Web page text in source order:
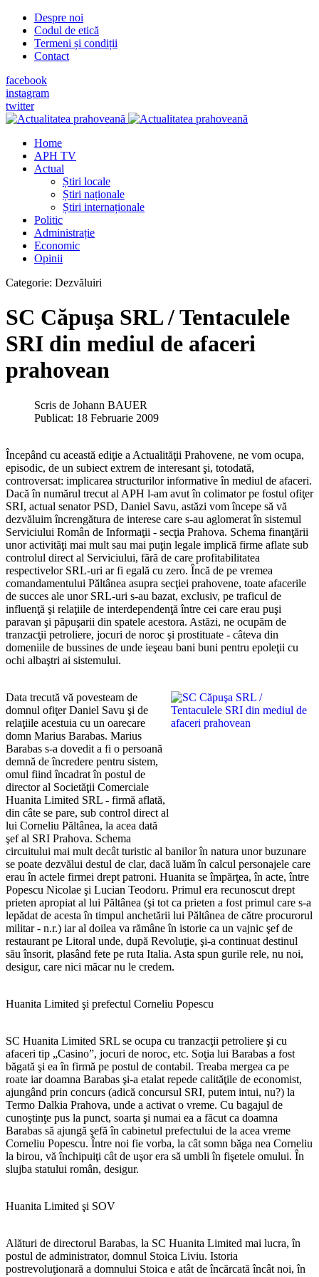
Despre noi
Codul de etică
Termeni și condiții
Contact
facebook
instagram
twitter
Home
APH TV
Actual
Știri locale
Știri naționale
Știri internaționale
Politic
Administrație
Economic
Opinii
Categorie: Dezvăluiri
SC Căpuşa SRL / Tentaculele
SRI din mediul de afaceri
prahovean
Scris de Johann BAUER
Publicat: 18 Februarie 2009
Începând cu această ediţie a Actualităţii Prahovene, ne vom ocupa,
episodic, de un subiect extrem de interesant şi, totodată,
controversat: implicarea structurilor informative în mediul de afaceri.
Dacă în numărul trecut al APH l-am avut în colimator pe fostul ofiţer
SRI, actual senator PSD, Daniel Savu, astăzi vom începe să vă
dezvăluim încrengătura de interese care s-au aglomerat în sistemul
Serviciului Român de Informaţii - secţia Prahova. Schema finanţării
unor activităţi mai mult sau mai puţin legale implică firme aflate sub
controlul direct al Serviciului, fără de care profitabilitatea
respectivelor SRL-uri ar fi egală cu zero. Încă de pe vremea
comandamentului Păltânea asupra secţiei prahovene, toate afacerile
de succes ale unor SRL-uri s-au bazat, exclusiv, pe traficul de
influenţă şi relaţiile de interdependenţă între cei care erau puşi
paravan şi păpuşarii din spatele acestora. Astăzi, ne ocupăm de
tranzacţii petroliere, jocuri de noroc şi prostituate - câteva din
domeniile de bussines de unde ieşeau bani buni pentru epoleţii cu
ochi albaştri ai sistemului.
Data trecută vă povesteam de
domnul ofiţer Daniel Savu şi de
relaţiile acestuia cu un oarecare
domn Marius Barabas. Marius
Barabas s-a dovedit a fi o persoană
demnă de încredere pentru sistem,
omul fiind încadrat în postul de
director al Societăţii Comerciale
Huanita Limited SRL - firmă aflată,
din câte se pare, sub control direct al
lui Corneliu Păltânea, la acea dată
şef al SRI Prahova. Schema
circuitului mai mult decât turistic al banilor în natura unor buzunare
se poate dezvălui destul de clar, dacă luăm în calcul personajele care
erau în actele firmei drept patroni. Huanita se împărţea, în acte, între
Popescu Nicolae şi Lucian Teodoru. Primul era recunoscut drept
prieten apropiat al lui Păltânea (şi tot ca prieten a fost primul care s-a
lepădat de acesta în timpul anchetării lui Păltânea de către procurorul
militar - n.r.) iar al doilea va rămâne în istorie ca un vajnic şef de
restaurant pe Litoral unde, după Revoluţie, şi-a continuat destinul
său însorit, plasând fete pe ruta Italia. Asta spun gurile rele, nu noi,
desigur, care nici măcar nu le credem.
Huanita Limited şi prefectul Corneliu Popescu
SC Huanita Limited SRL se ocupa cu tranzacţii petroliere şi cu
afaceri tip „Casino”, jocuri de noroc, etc. Soţia lui Barabas a fost
băgată şi ea în firmă pe postul de contabil. Treaba mergea ca pe
roate iar doamna Barabas şi-a etalat repede calităţile de economist,
ajungând prin concurs (adică concursul SRI, putem intui, nu?) la
Termo Dalkia Prahova, unde a activat o vreme. Cu bagajul de
cunoştinţe pus la punct, soarta şi numai ea a făcut ca doamna
Barabas să ajungă şefă în cabinetul prefectului de la acea vreme
Corneliu Popescu. Între noi fie vorba, la cât somn băga nea Corneliu
la birou, vă închipuiţi cât de uşor era să umbli în fişetele omului. În
slujba statului român, desigur.
Huanita Limited şi SOV
Alături de directorul Barabas, la SC Huanita Limited mai lucra, în
postul de administrator, domnul Stoica Liviu. Istoria
postrevoluţionară a domnului Stoica e atât de încărcată încât noi, în